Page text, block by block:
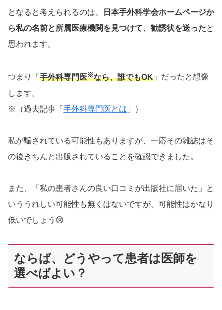
となると考えられるのは、
日本手外科学会ホームページか
ら私の名前と所属医療機関を見つけて、勧誘状を送ったと
思われます。
つまり「 手外科専門医※なら、誰でもOK 」だったと想像
します。
※（過去記事「 手外科専門医とは 」）
私が騙されている可能性もありますが、一応その雑誌はそ
の後きちんと出版されていることを確認できました。
また、「私の患者さんの良い口コミが出版社に届いた」と
いううれしい可能性も無くはないですが、可能性はかなり
低いでしょう😢
ならば、どうやって患者は医師を
選べばよい？